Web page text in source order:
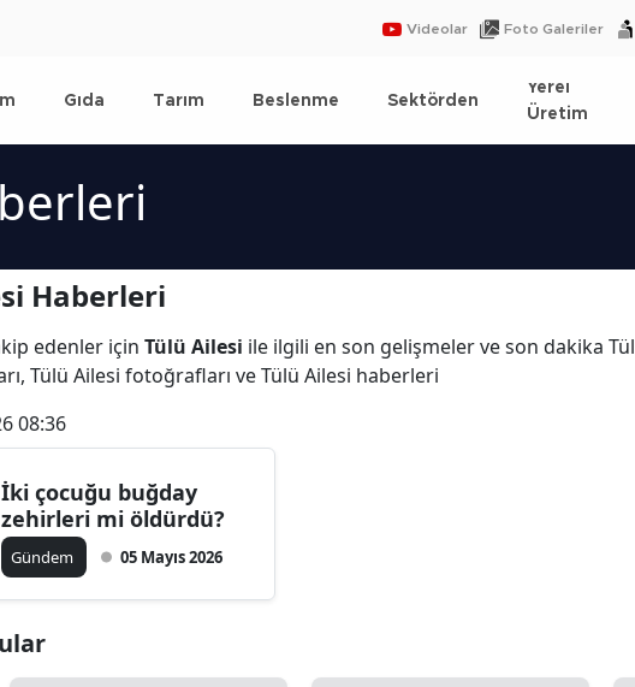
Videolar Foto Galeriler
Gıda Tarım Beslenme Sektörden
Yerel
Üretim
Haberleri
edenler için Tülü Ailesi ile ilgili en son gelişmeler ve son dakika
Tülü Ailesi fotoğrafları ve Tülü Ailesi haberleri
08:36
İki çocuğu buğday
zehirleri mi öldürdü?
Gündem 05 Mayıs 2026